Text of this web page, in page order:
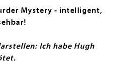
zuweilen ermüdenden
Klischees und allzu
dazu, schnell mal bis
Mystery - intelligent,
Ich habe Hugh